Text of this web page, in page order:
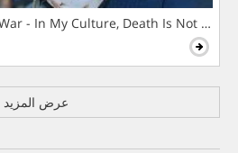
- In My Culture, Death Is Not The
عرض المزيد